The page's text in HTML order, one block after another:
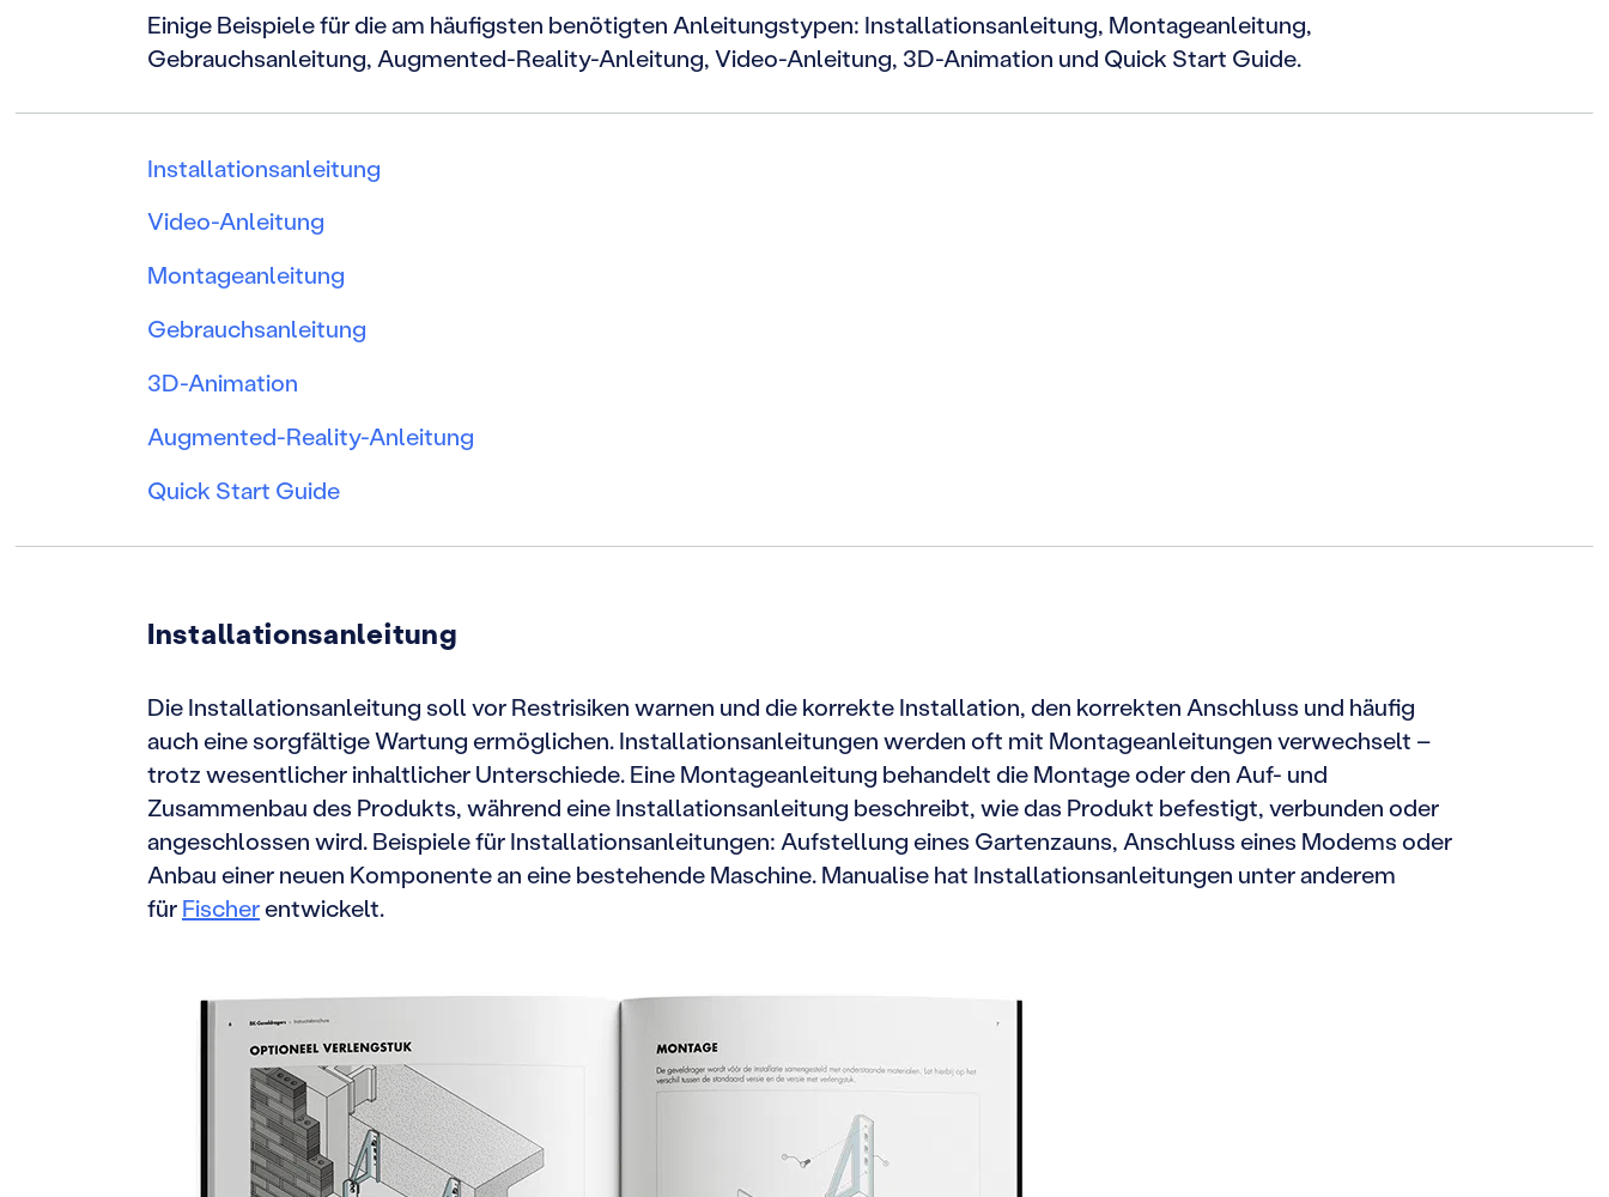
Einige Beispiele für die am häufigsten benötigten Anleitungstypen: Installationsanleitung, Montageanleitung,
Gebrauchsanleitung, Augmented-Reality-Anleitung, Video-Anleitung, 3D-Animation und Quick Start Guide.
Installationsanleitung
Video-Anleitung
Montageanleitung
Gebrauchsanleitung
3D-Animation
Augmented-Reality-Anleitung
Quick Start Guide
Installationsanleitung
Die Installationsanleitung soll vor Restrisiken warnen und die korrekte Installation, den korrekten Anschluss und häufig
auch eine sorgfältige Wartung ermöglichen. Installationsanleitungen werden oft mit Montageanleitungen verwechselt –
trotz wesentlicher inhaltlicher Unterschiede. Eine Montageanleitung behandelt die Montage oder den Auf- und
Zusammenbau des Produkts, während eine Installationsanleitung beschreibt, wie das Produkt befestigt, verbunden oder
angeschlossen wird. Beispiele für Installationsanleitungen: Aufstellung eines Gartenzauns, Anschluss eines Modems oder
Anbau einer neuen Komponente an eine bestehende Maschine. Manualise hat Installationsanleitungen unter anderem
fürFischerentwickelt.